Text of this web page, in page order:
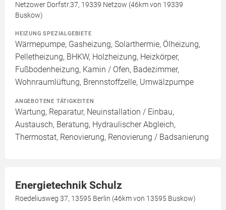
Netzower Dorfstr.37, 19339 Netzow (46km von 19339
Buskow)
HEIZUNG SPEZIALGEBIETE
Wärmepumpe, Gasheizung, Solarthermie, Ölheizung,
Pelletheizung, BHKW, Holzheizung, Heizkörper,
Fußbodenheizung, Kamin / Ofen, Badezimmer,
Wohnraumlüftung, Brennstoffzelle, Umwälzpumpe
ANGEBOTENE TÄTIGKEITEN
Wartung, Reparatur, Neuinstallation / Einbau,
Austausch, Beratung, Hydraulischer Abgleich,
Thermostat, Renovierung, Renovierung / Badsanierung
Energietechnik Schulz
Roedeliusweg 37, 13595 Berlin (46km von 13595 Buskow)